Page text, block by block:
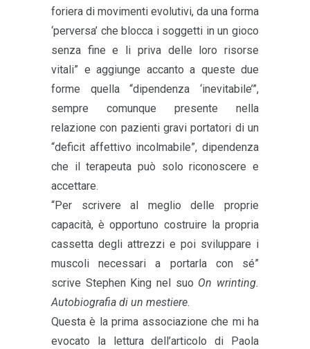
foriera di movimenti evolutivi, da una forma
‘perversa’ che blocca i soggetti in un gioco
senza fine e li priva delle loro risorse
vitali” e aggiunge accanto a queste due
forme quella “dipendenza ‘inevitabile’”,
sempre comunque presente nella
relazione con pazienti gravi portatori di un
“deficit affettivo incolmabile”, dipendenza
che il terapeuta può solo riconoscere e
accettare.
“Per scrivere al meglio delle proprie
capacità, è opportuno costruire la propria
cassetta degli attrezzi e poi sviluppare i
muscoli necessari a portarla con sé”
scrive Stephen King nel suo On wrinting.
Autobiografia di un mestiere.
Questa è la prima associazione che mi ha
evocato la lettura dell’articolo di Paola